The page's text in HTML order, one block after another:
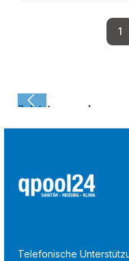
1
Zuletzt angesehen:
Telefonische